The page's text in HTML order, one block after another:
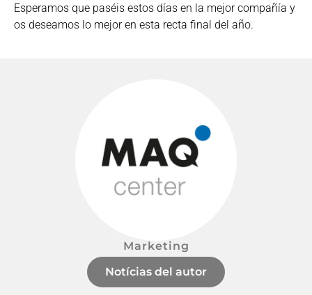
Esperamos que paséis estos días en la mejor compañía y
os deseamos lo mejor en esta recta final del año.
Marketing
Notícias del autor